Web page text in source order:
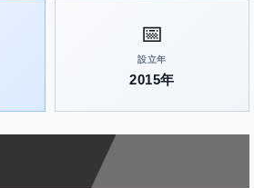
📅
設立年
2015年